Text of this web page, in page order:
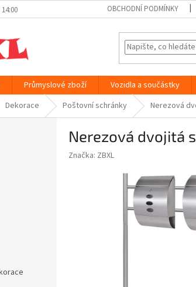
OBCHODNÍ PODMÍNKY
Průmyslové zboží Vozidla a součástky
Dekorace Poštovní schránky Nerezová
Nerezová dvojitá
Značka: ZBXL